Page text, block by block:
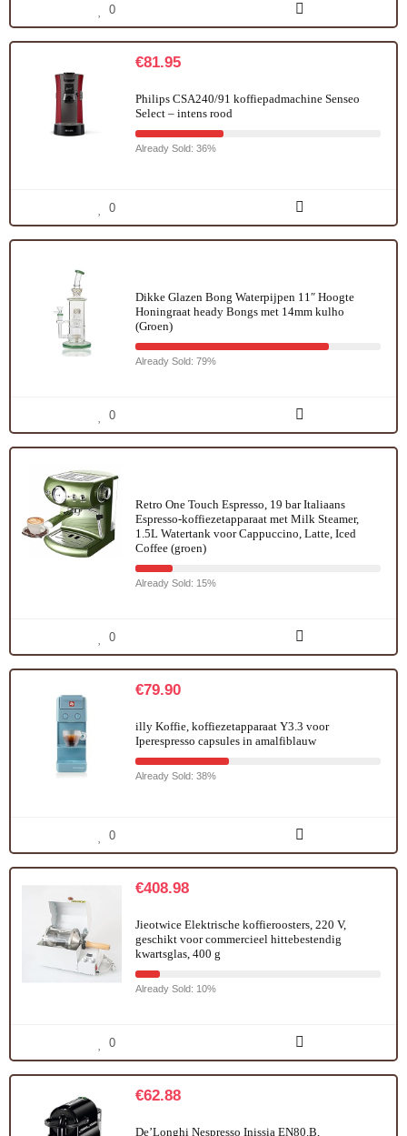
0
€81.95
Philips CSA240/91 koffiepadmachine Senseo
Select – intens rood
Already Sold: 36%
0
Dikke Glazen Bong Waterpijpen 11″ Hoogte
Honingraat heady Bongs met 14mm kulho
(Groen)
Already Sold: 79%
0
Retro One Touch Espresso, 19 bar Italiaans
Espresso-koffiezetapparaat met Milk Steamer,
1.5L Watertank voor Cappuccino, Latte, Iced
Coffee (groen)
Already Sold: 15%
0
€79.90
illy Koffie, koffiezetapparaat Y3.3 voor
Iperespresso capsules in amalfiblauw
Already Sold: 38%
0
€408.98
Jieotwice Elektrische koffieroosters, 220 V,
geschikt voor commercieel hittebestendig
kwartsglas, 400 g
Already Sold: 10%
0
€62.88
De’Longhi Nespresso Inissia EN80.B,